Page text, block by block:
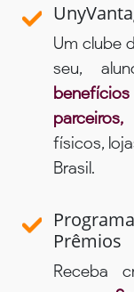
Um clube
seu,
físicos,
Brasil.
Prêmios
Receba